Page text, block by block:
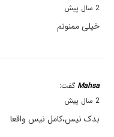
2 سال پیش
خیلی ممنونم
Mahsa گفت:
2 سال پیش
بدک نیس،کامل نیس واقعا